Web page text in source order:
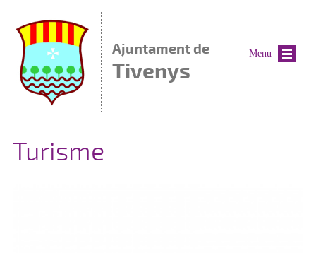
Ajuntament de
Tivenys
Turisme
Menu